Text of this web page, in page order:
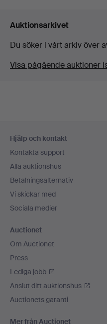
Auktionsarkivet
Du söker i vårt arkiv över
Visa pågående auktioner
Hjälp och kontakt
Kontakta support
Alla auktionshus
Betalningsalternativ
Vi skickar med
Sociala medier
Auctionet
Om Auctionet
Press
Lediga jobb
Anslut ditt auktionshus
Auctionets garanti
Mer från Auctionet